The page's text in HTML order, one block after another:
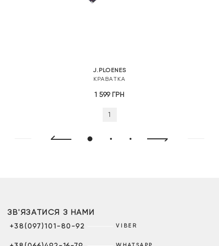
J.PLOENES
КРАВАТКА
1 599 ГРН
1
ЗВ'ЯЗАТИСЯ З НАМИ
+38(097)101-80-92 VIBER